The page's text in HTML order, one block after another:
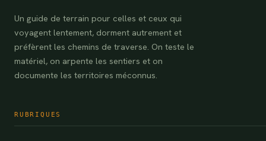
Un guide de terrain pour celles et ceux qui
voyagent lentement, dorment autrement et
préfèrent les chemins de traverse. On teste le
matériel, on arpente les sentiers et on
documente les territoires méconnus.
RUBRIQUES